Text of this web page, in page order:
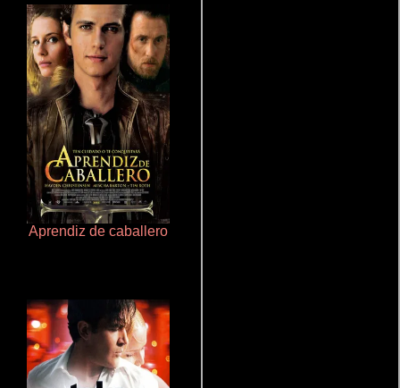
Aprendiz de caballero